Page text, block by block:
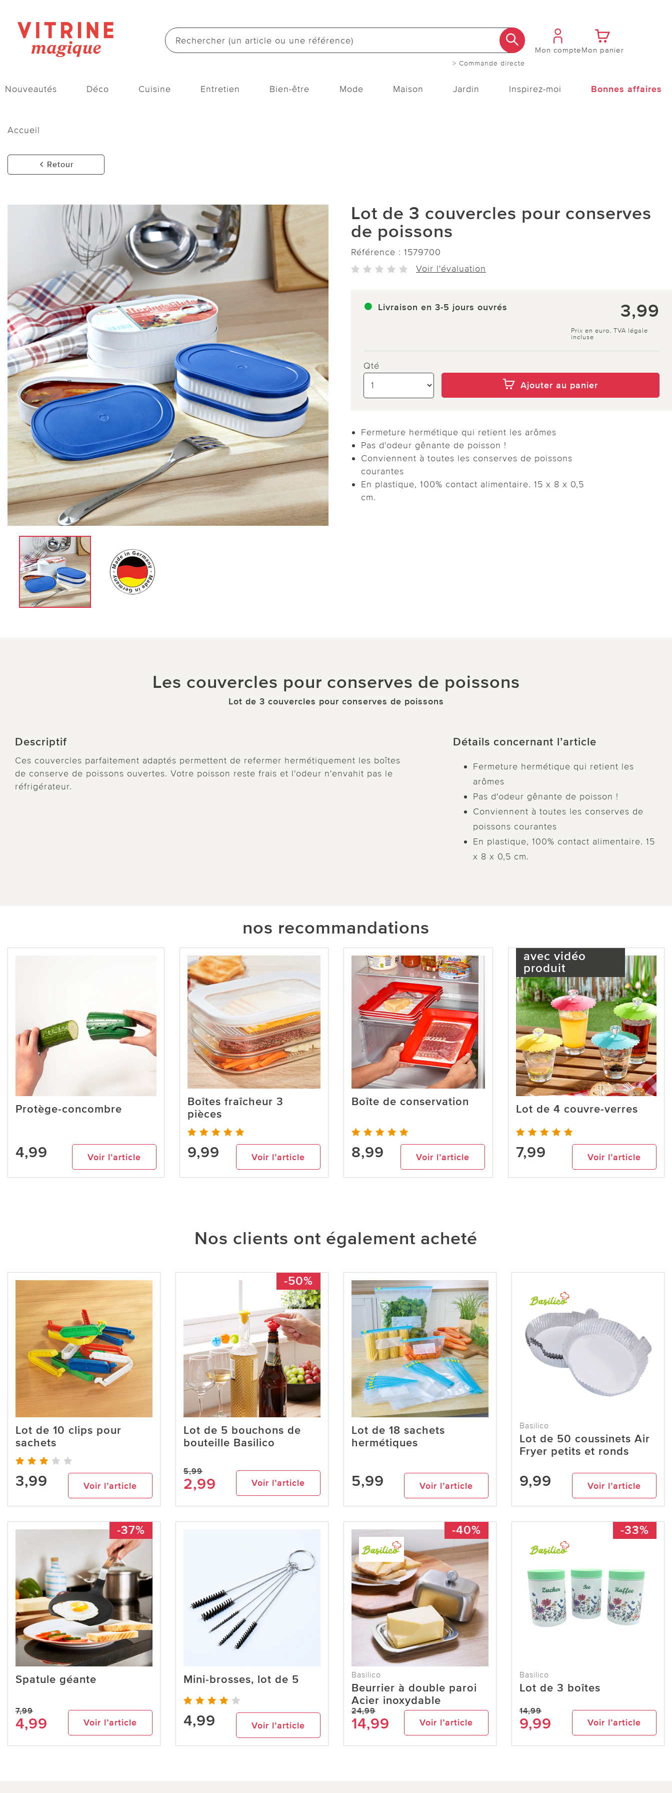
> Commande directe
Mon compteMon panier
Nouveautés Déco Cuisine Entretien Bien-être Mode Maison Jardin Inspirez-moi Bonnes affaires
Accueil
Retour
Lot de 3 couvercles pour conserves
de poissons
Référence : 1579700
Voir l'évaluation
Livraison en 3-5 jours ouvrés 3,99
Prix en euro, TVA légale
incluse
Qté
Ajouter au panier
Fermeture hermétique qui retient les arômes
Pas d'odeur gênante de poisson !
Conviennent à toutes les conserves de poissons
courantes
En plastique, 100% contact alimentaire. 15 x 8 x 0,5
cm.
Les couvercles pour conserves de poissons
Lot de 3 couvercles pour conserves de poissons
Descriptif
Ces couvercles parfaitement adaptés permettent de refermer hermétiquement les boîtes
de conserve de poissons ouvertes. Votre poisson reste frais et l'odeur n'envahit pas le
réfrigérateur.
Détails concernant l’article
Fermeture hermétique qui retient les
arômes
Pas d'odeur gênante de poisson !
Conviennent à toutes les conserves de
poissons courantes
En plastique, 100% contact alimentaire. 15
x 8 x 0,5 cm.
nos recommandations
Protège-concombre
4,99 Voir l’article
Boîtes fraîcheur 3
pièces
9,99 Voir l’article
Boîte de conservation
8,99 Voir l’article
avec vidéo
produit
Lot de 4 couvre-verres
7,99 Voir l’article
Nos clients ont également acheté
Lot de 10 clips pour
sachets
3,99 Voir l’article
-50%
Lot de 5 bouchons de
bouteille Basilico
5,99
2,99 Voir l’article
Lot de 18 sachets
hermétiques
5,99 Voir l’article
Basilico
Lot de 50 coussinets Air
Fryer petits et ronds
9,99 Voir l’article
-37%
Spatule géante
7,99
4,99 Voir l’article
Mini-brosses, lot de 5
4,99 Voir l’article
-40%
Basilico
Beurrier à double paroi
Acier inoxydable
24,99
14,99 Voir l’article
-33%
Basilico
Lot de 3 boîtes
14,99
9,99 Voir l’article